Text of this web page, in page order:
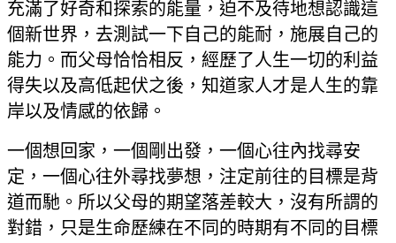
充滿了好奇和探索的能量，迫不及待地想認識這
個新世界，去測試一下自己的能耐，施展自己的
能力。而父母恰恰相反，經歷了人生一切的利益
得失以及高低起伏之後，知道家人才是人生的靠
岸以及情感的依歸。
一個想回家，一個剛出發，一個心往內找尋安
定，一個心往外尋找夢想，注定前往的目標是背
道而馳。所以父母的期望落差較大，沒有所謂的
對錯，只是生命歷練在不同的時期有不同的目標